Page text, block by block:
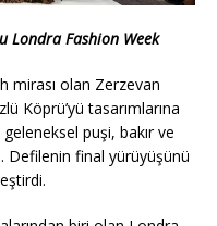
Londra Fashion Week
mirası olan Zerzevan
Köprü’yü tasarımlarına
puşi, bakır ve
Defilenin final yürüyüşünü